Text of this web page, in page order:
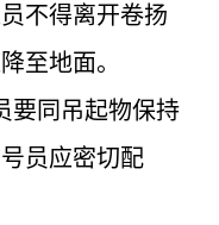
不得离开卷扬
降至地面。
要同吊起物保持
员应密切配
。